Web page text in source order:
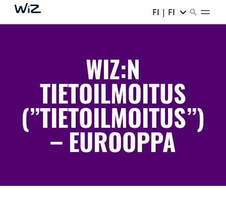
FI | FI
WIZ:N
TIETOILMOITUS
(”TIETOILMOITUS”)
– EUROOPPA